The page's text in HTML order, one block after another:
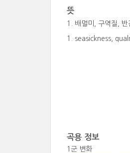
뜻
배멀미, 구역질, 반
seasickness,
곡용 정보
1군 변화